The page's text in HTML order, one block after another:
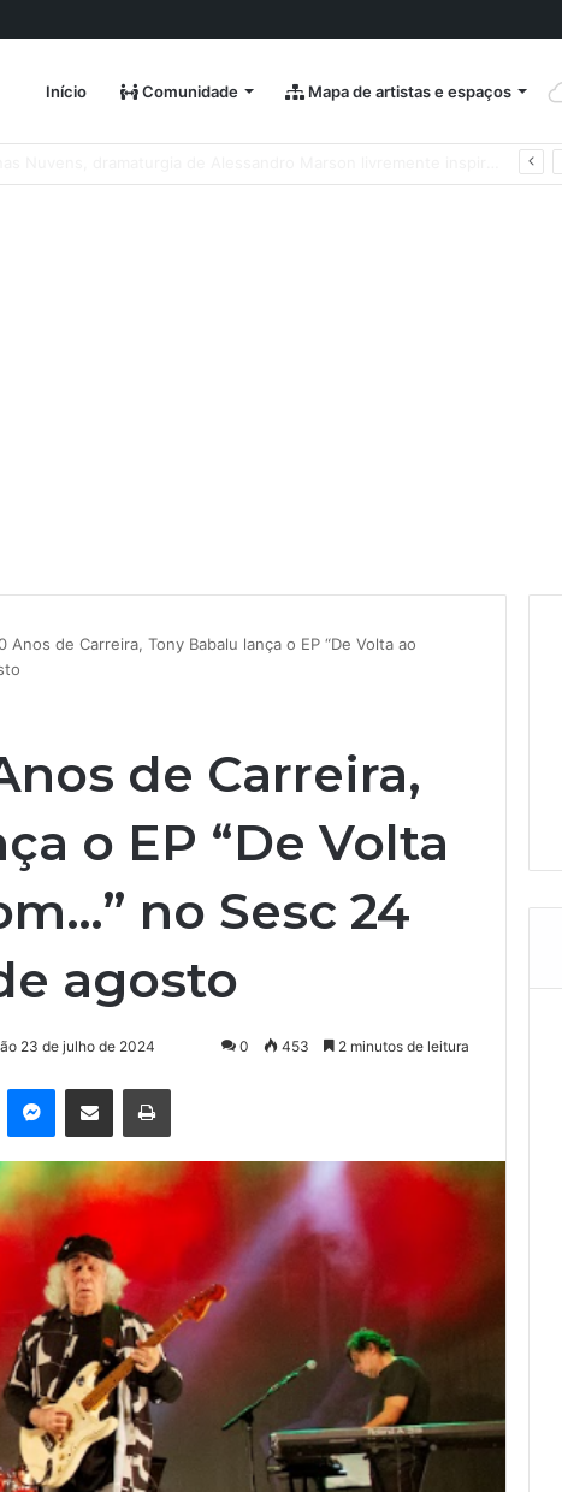
Início Comunidade Mapa de artistas e espaços
Anos de Carreira, Tony Babalu lança o EP “De Volta ao
de Carreira,
o EP “De Volta
no Sesc 24
agosto
23 de julho de 2024 0 453 2 minutos de leitura